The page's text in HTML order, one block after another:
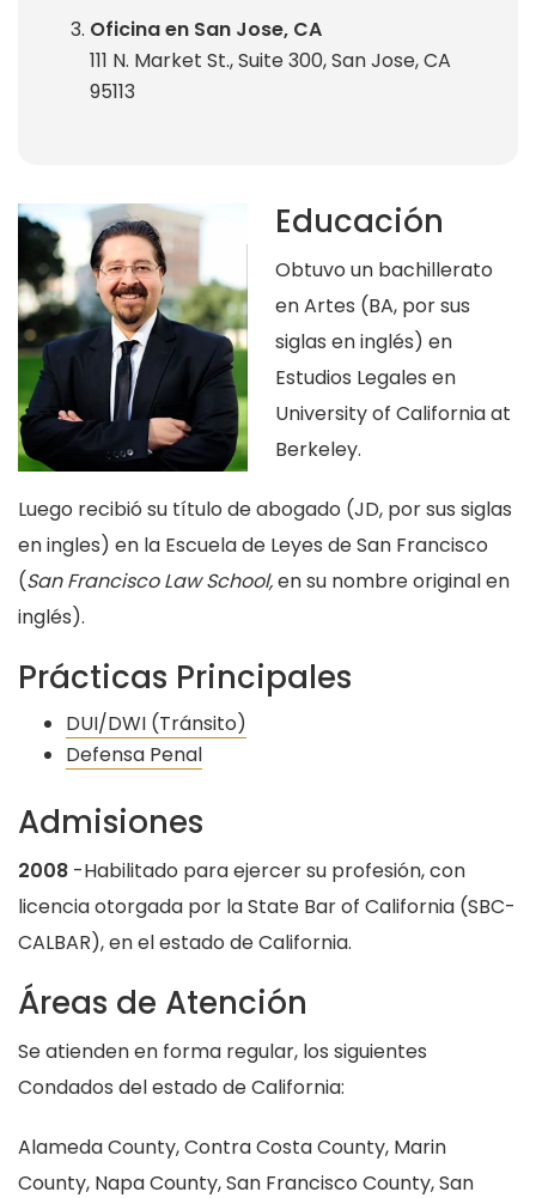
Oficina en San Jose, CA
111 N. Market St., Suite 300, San Jose, CA
95113
Educación
Obtuvo un bachillerato
en Artes (BA, por sus
siglas en inglés) en
Estudios Legales en
University of California at
Berkeley.
Luego recibió su título de abogado (JD, por sus siglas
en ingles) en la Escuela de Leyes de San Francisco
(San Francisco Law School,en su nombre original en
inglés).
Prácticas Principales
DUI/DWI (Tránsito)
Defensa Penal
Admisiones
2008 -Habilitado para ejercer su profesión, con
licencia otorgada por la State Bar of California (SBC-
CALBAR), en el estado de California.
Áreas de Atención
Se atienden en forma regular, los siguientes
Condados del estado de California:
Alameda County, Contra Costa County, Marin
County, Napa County, San Francisco County, San